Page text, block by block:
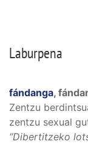
Laburpena
fándanga,
Zentzu
zentzu sexual
“Dibertitzeko